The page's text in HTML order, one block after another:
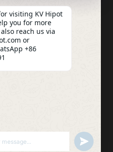
고전압 테스트 장비
변압기 테스트 장비
배터리 테스트 장비
HV 스위치 테스트 장비
애비뉴 308호 광구 전력 산업
, 장샤구)
visiting KV Hipot
you for more
reach us via
or
+86
UNDEFINED